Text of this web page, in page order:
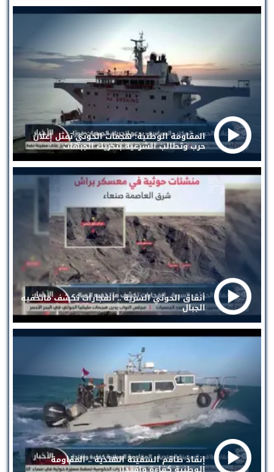
المقاومة الوطنية: هجمات الحوثي تمثل إعلان
حرب وتطالب الشرعية بتحريك الجبهات
أنفاق الحوثي السرية .. انفجارات تكشف ماتخفيه
الجبال
إنقاذ طاقم السفينة الهندية .. المقاومة